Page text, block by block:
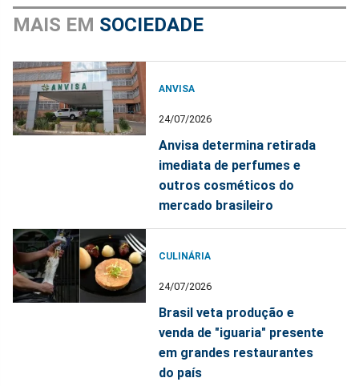
MAIS EM SOCIEDADE
ANVISA
24/07/2026
Anvisa determina retirada
imediata de perfumes e
outros cosméticos do
mercado brasileiro
CULINÁRIA
24/07/2026
Brasil veta produção e
venda de "iguaria" presente
em grandes restaurantes
do país